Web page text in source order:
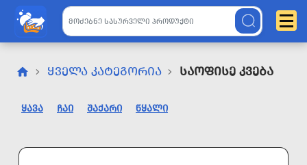
ᲧᲕᲔᲚᲐ ᲙᲐᲢᲔᲒᲝᲠᲘᲐ Საოფისე Კვება
ᲧᲐᲕᲐ ᲩᲐᲘ ᲨᲐᲥᲐᲠᲘ ᲬᲧᲐᲚᲘ